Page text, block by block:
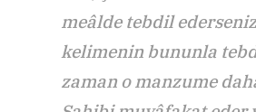
meâlde tebdil
kelimenin bununla
zaman o manzume